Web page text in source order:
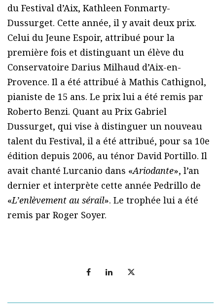
du Festival d’Aix, Kathleen Fonmarty-
Dussurget. Cette année, il y avait deux prix.
Celui du Jeune Espoir, attribué pour la
première fois et distinguant un élève du
Conservatoire Darius Milhaud d’Aix-en-
Provence. Il a été attribué à Mathis Cathignol,
pianiste de 15 ans. Le prix lui a été remis par
Roberto Benzi. Quant au Prix Gabriel
Dussurget, qui vise à distinguer un nouveau
talent du Festival, il a été attribué, pour sa 10e
édition depuis 2006, au ténor David Portillo. Il
avait chanté Lurcanio dans «Ariodante», l’an
dernier et interprète cette année Pedrillo de
«L’enlèvement au sérail». Le trophée lui a été
remis par Roger Soyer.